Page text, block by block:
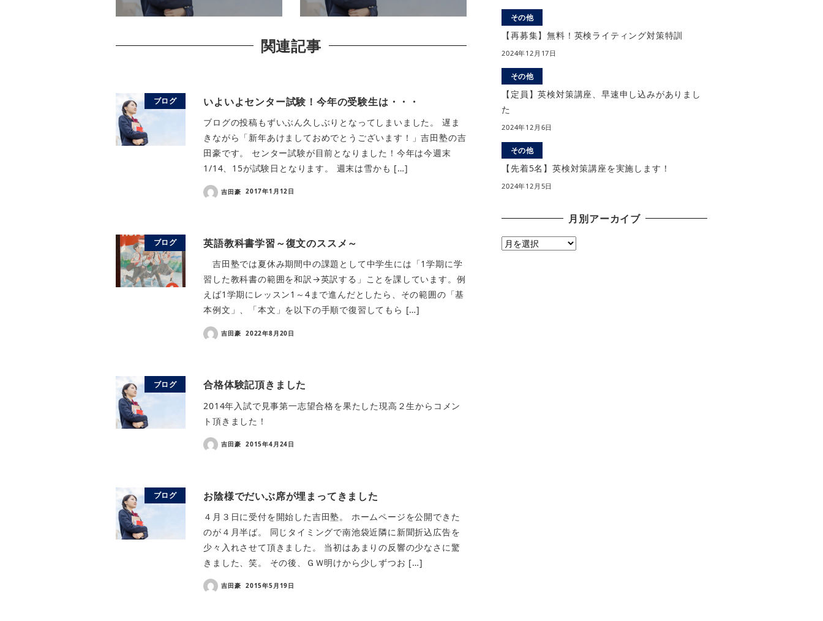
関連記事
ブログ いよいよセンター試験！今年の受験生は・・・
ブログの投稿もずいぶん久しぶりとなってしまいました。 遅ま
きながら「新年あけましておめでとうございます！」吉田塾の吉
田豪です。 センター試験が目前となりました！今年は今週末
1/14、15が試験日となります。 週末は雪かも […]
吉田豪 2017年1月12日
ブログ 英語教科書学習～復文のススメ～
吉田塾では夏休み期間中の課題として中学生には「1学期に学
習した教科書の範囲を和訳→英訳する」ことを課しています。例
えば1学期にレッスン1～4まで進んだとしたら、その範囲の「基
本例文」、「本文」を以下の手順で復習してもら […]
吉田豪 2022年8月20日
ブログ 合格体験記頂きました
2014年入試で見事第一志望合格を果たした現高２生からコメン
ト頂きました！
吉田豪 2015年4月24日
ブログ お陰様でだいぶ席が埋まってきました
４月３日に受付を開始した吉田塾。 ホームページを公開できた
のが４月半ば。 同じタイミングで南池袋近隣に新聞折込広告を
少々入れさせて頂きました。 当初はあまりの反響の少なさに驚
きました、笑。 その後、ＧＷ明けから少しずつお […]
吉田豪 2015年5月19日
その他
【再募集】無料！英検ライティング対策特訓
2024年12月17日
その他
【定員】英検対策講座、早速申し込みがありまし
た
2024年12月6日
その他
【先着5名】英検対策講座を実施します！
2024年12月5日
月別アーカイブ
月